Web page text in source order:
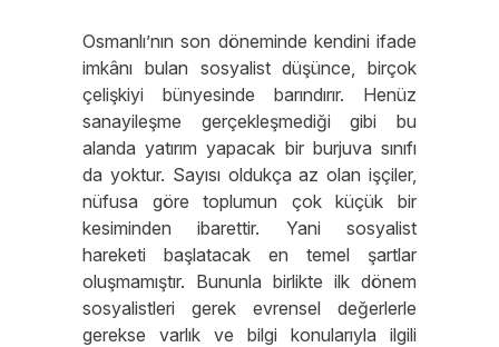
Osmanlı’nın son döneminde kendini ifade
imkânı bulan sosyalist düşünce, birçok
çelişkiyi bünyesinde barındırır. Henüz
sanayileşme gerçekleşmediği gibi bu
alanda yatırım yapacak bir burjuva sınıfı
da yoktur. Sayısı oldukça az olan işçiler,
nüfusa göre toplumun çok küçük bir
kesiminden ibarettir. Yani sosyalist
hareketi başlatacak en temel şartlar
oluşmamıştır. Bununla birlikte ilk dönem
sosyalistleri gerek evrensel değerlerle
gerekse varlık ve bilgi konularıyla ilgili